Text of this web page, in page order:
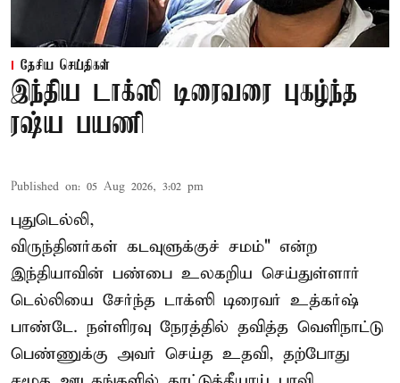
தேசிய செய்திகள்
இந்திய டாக்ஸி டிரைவரை புகழ்ந்த
ரஷ்ய பயணி
Published on: 05 Aug 2026, 3:02 pm
புதுடெல்லி,
விருந்தினர்கள் கடவுளுக்குச் சமம்" என்ற
இந்தியாவின் பண்பை உலகறிய செய்துள்ளார்
டெல்லியை சேர்ந்த டாக்ஸி டிரைவர் உத்கர்ஷ்
பாண்டே. நள்ளிரவு நேரத்தில் தவித்த வெளிநாட்டு
பெண்ணுக்கு அவர் செய்த உதவி, தற்போது